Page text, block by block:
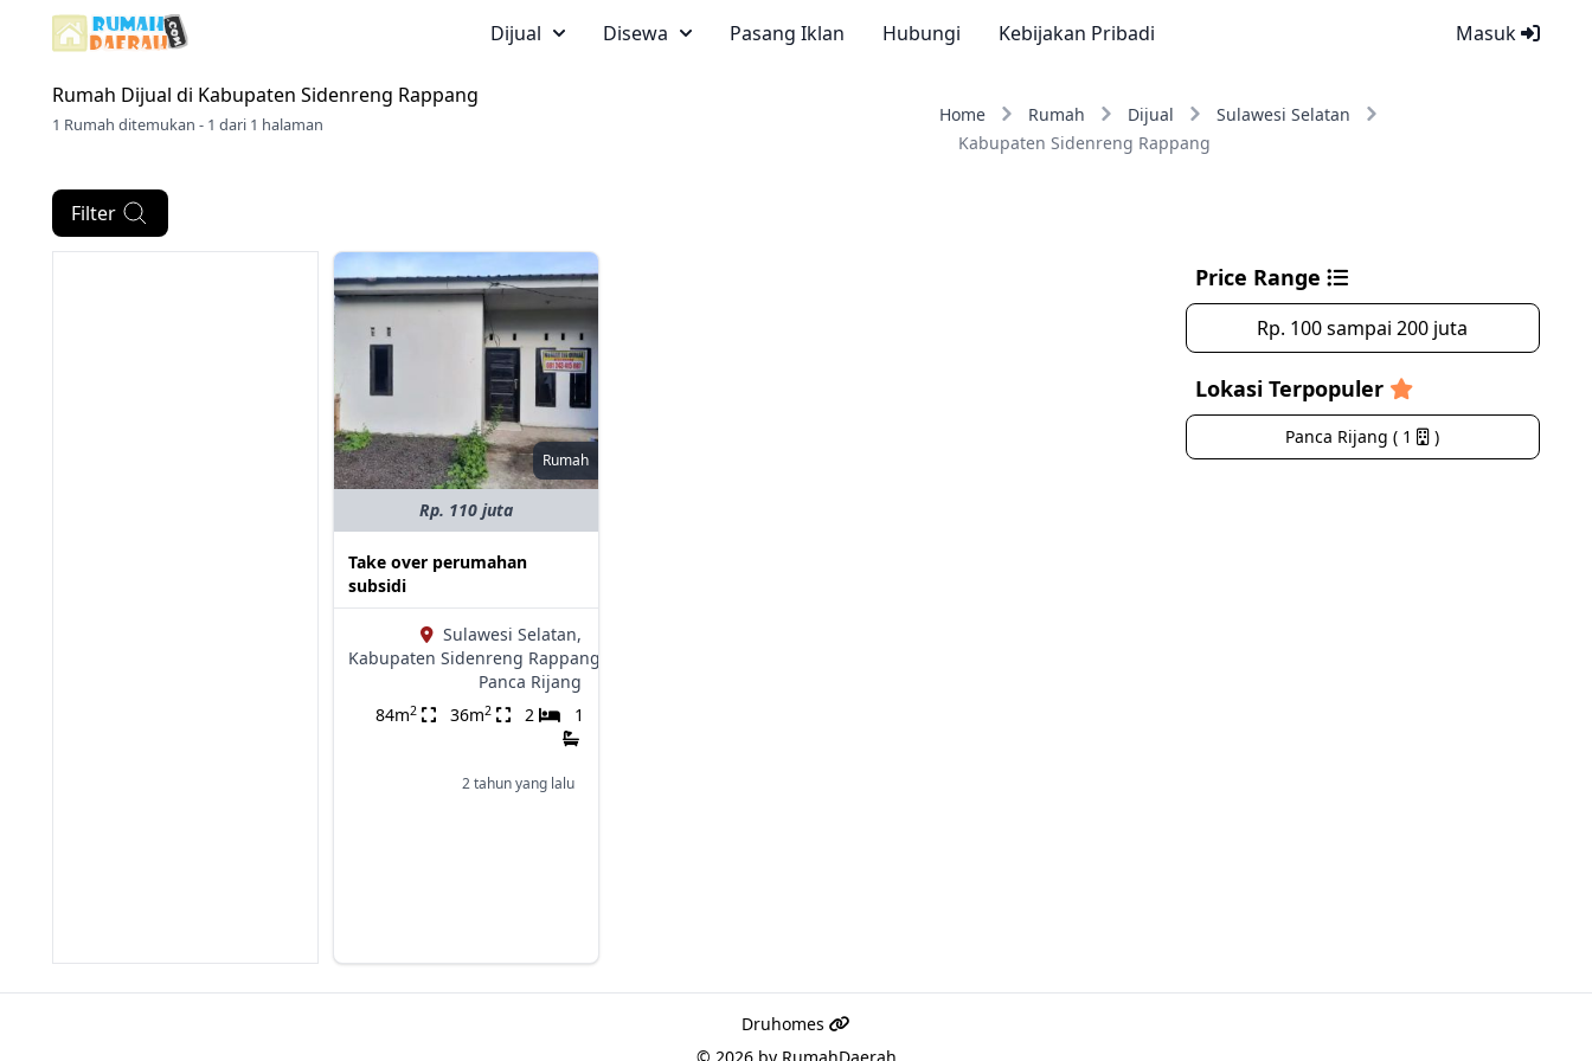
Masuk
Dijual Disewa Pasang Iklan Hubungi Kebijakan Pribadi
Rumah Dijual di Kabupaten Sidenreng Rappang
1 Rumah ditemukan - 1 dari 1 halaman Home Rumah Dijual
Sulawesi Selatan
Kabupaten Sidenreng Rappang
Filter
Rumah
Rp. 110 juta
Take over perumahan
subsidi
Sulawesi Selatan,
Kabupaten Sidenreng Rappang,
Panca Rijang
84m2 36m2 2 1
2 tahun yang lalu
Price Range
Rp. 100 sampai 200 juta
Lokasi Terpopuler
Panca Rijang ( 1 )
Druhomes